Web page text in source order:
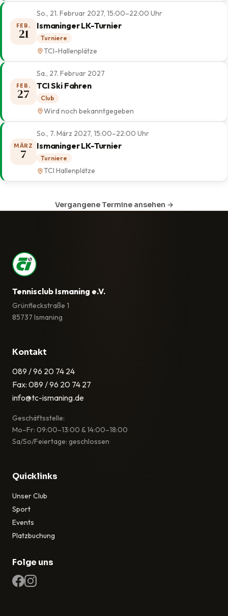
FEB.
21
So., 21. Februar 2027, 15:00–22:00 Uhr
Ismaninger LK-Turnier
Turniere
TCI-Hallenplätze
FEB.
27
Sa., 27. Februar 2027
TCI Ski Fahren
Club
Wird noch bekanntgegeben
MÄRZ
7
So., 7. März 2027, 15:00–22:00 Uhr
Ismaninger LK-Turnier
Turniere
TCI Hallenplätze
Vergangene Termine ansehen →
Tennisclub Ismaning e.V.
Grünfleckstraße 1
85737 Ismaning
Kontakt
089 / 96 20 74 24
Fax: 089 / 96 20 74 27
info@tc-ismaning.de
Geschäftsstelle:
Mo–Fr: 09:00–13:00 & 14:00–18:00
Sa/So/Feiertage: geschlossen
Quicklinks
Unser Club
Sport
Events
Platzbuchung
Folge uns